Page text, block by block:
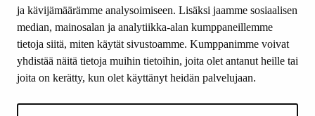
ja kävijämäärämme analysoimiseen. Lisäksi jaamme sosiaalisen
median, mainosalan ja analytiikka-alan kumppaneillemme
tietoja siitä, miten käytät sivustoamme. Kumppanimme voivat
yhdistää näitä tietoja muihin tietoihin, joita olet antanut heille tai
joita on kerätty, kun olet käyttänyt heidän palvelujaan.
SEURAA MEITÄ
Facebook
Instagram
LinkedIn